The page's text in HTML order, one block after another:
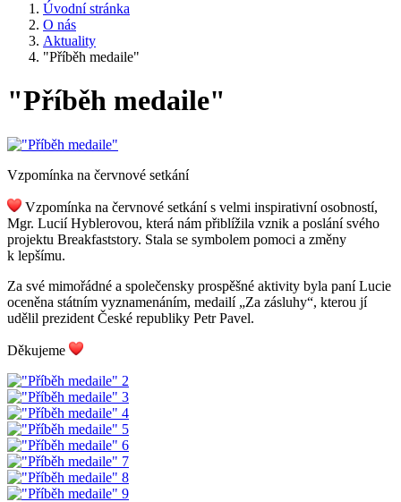
Úvodní stránka
O nás
Aktuality
"Příběh medaile"
"Příběh medaile"
Vzpomínka na červnové setkání
Vzpomínka na červnové setkání s velmi inspirativní osobností,
Mgr. Lucií Hyblerovou, která nám přiblížila vznik a poslání svého
projektu Breakfaststory. Stala se symbolem pomoci a změny
k lepšímu.
Za své mimořádné a společensky prospěšné aktivity byla paní Lucie
oceněna státním vyznamenáním, medailí „Za zásluhy“, kterou jí
udělil prezident České republiky Petr Pavel.
Děkujeme